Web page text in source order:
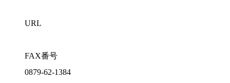
URL
FAX番号
0879-62-1384